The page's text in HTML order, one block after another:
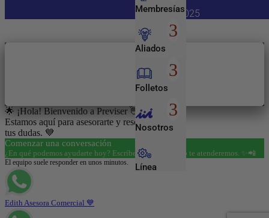
Membresías
Aliados
Folletos
Nosotros
Línea
Copyright 2025
🌟 ¡Hola! Bienvenido a Previser 👋😊
Estamos aquí para asesorarte y resolver todas
tus dudas. 💙
Comenzar una conversación
¿En qué podemos ayudarte hoy? Escríbenos y con gusto te atenderemos. ✨📲
El equipo suele responder en unos minutos.
Edith Asesora Comercial 💙